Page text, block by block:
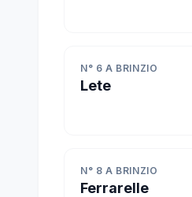
N° 6 A BRINZIO
Lete
N° 8 A BRINZIO
Ferrarelle